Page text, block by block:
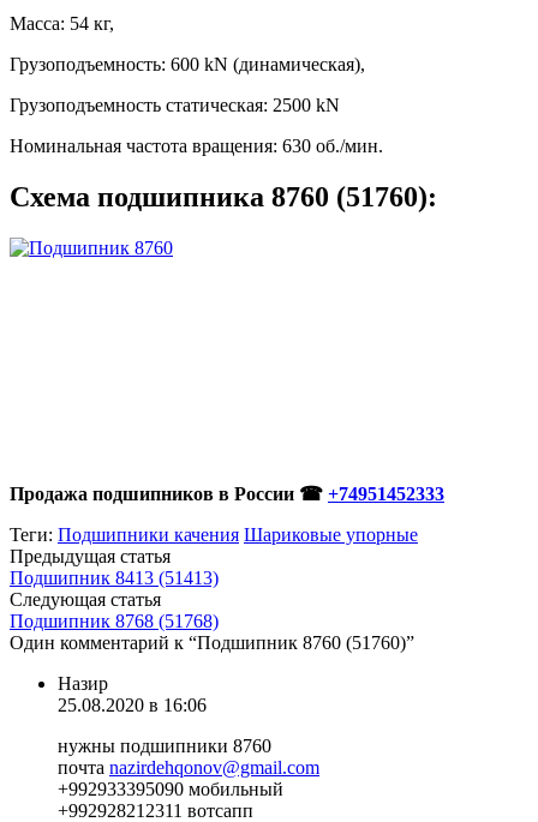
Масса: 54 кг,
Грузоподъемность: 600 kN (динамическая),
Грузоподъемность статическая: 2500 kN
Номинальная частота вращения: 630 об./мин.
Схема подшипника 8760 (51760):
Продажа подшипников в России ☎ +74951452333
Теги: Подшипники качения Шариковые упорные
Предыдущая статья
Подшипник 8413 (51413)
Следующая статья
Подшипник 8768 (51768)
Один комментарий к “Подшипник 8760 (51760)”
Назир
25.08.2020 в 16:06
нужны подшипники 8760
почта nazirdehqonov@gmail.com
+992933395090 мобильный
+992928212311 вотсапп